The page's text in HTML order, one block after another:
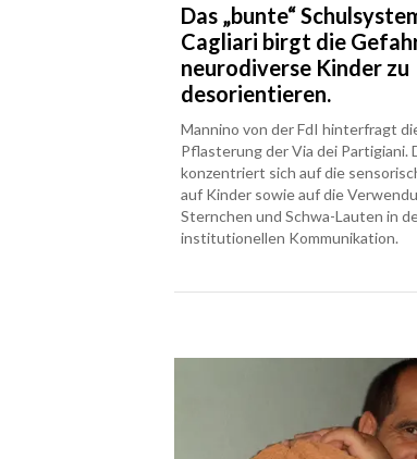
Das „bunte“
Cagliari birgt die
neurodiverse Kinder zu
desorientieren.
Mannino von der FdI hinterfragt
Pflasterung der Via dei Partigiani.
konzentriert sich auf die
auf Kinder sowie auf die
Sternchen und Schwa-Lauten in
institutionellen Kommunikation.